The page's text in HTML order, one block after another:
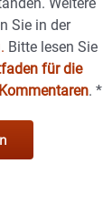
Sie in der
Bitte lesen Sie
für die
.*